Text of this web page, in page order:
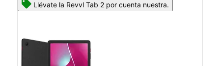
Llévate la Revvl Tab 2 por cuenta nuestra.